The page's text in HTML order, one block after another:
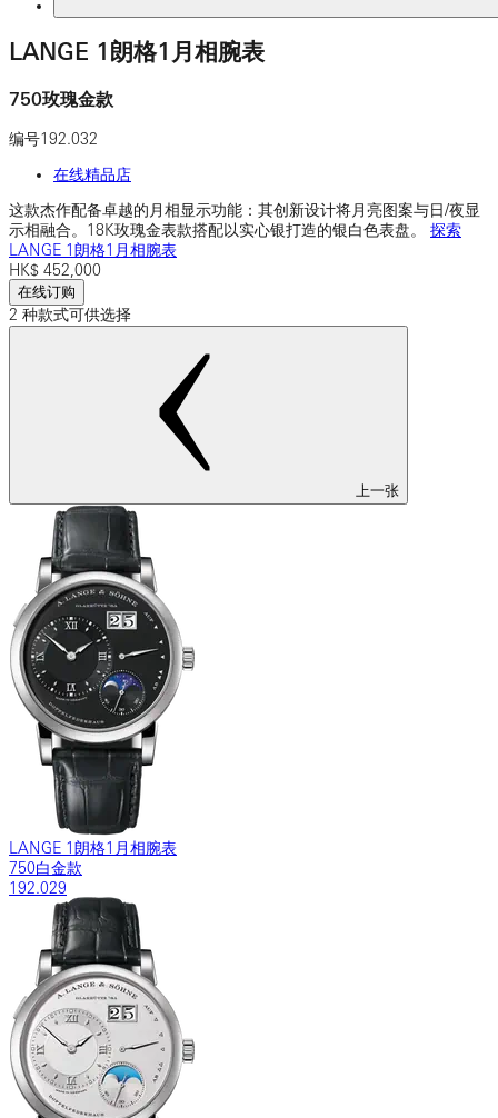
LANGE 1朗格1月相腕表
750玫瑰金款
编号192.032
在线精品店
这款杰作配备卓越的月相显示功能：其创新设计将月亮图案与日/夜显
示相融合。18K玫瑰金表款搭配以实心银打造的银白色表盘。 探索
LANGE 1朗格1月相腕表
HK$ 452,000
在线订购
2 种款式可供选择
上一张
LANGE 1朗格1月相腕表
750白金款
192.029